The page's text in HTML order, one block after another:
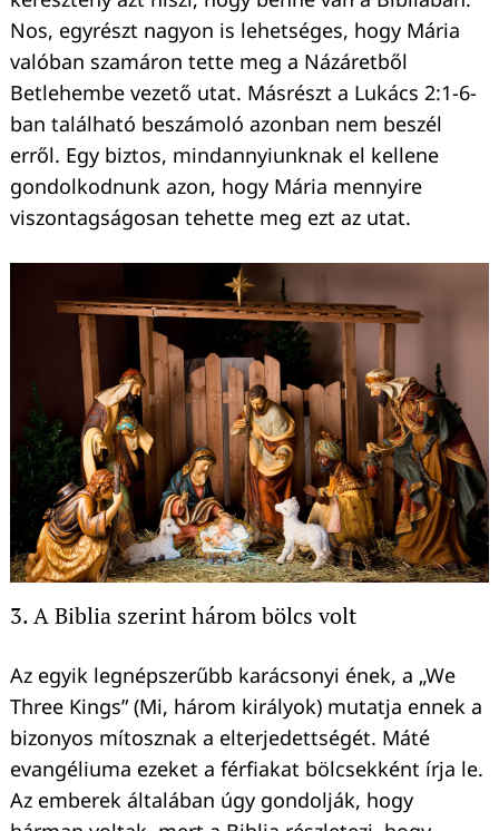
Nos, egyrészt nagyon is lehetséges, hogy Mária
valóban szamáron tette meg a Názáretből
Betlehembe vezető utat. Másrészt a Lukács 2:1-6-
ban található beszámoló azonban nem beszél
erről. Egy biztos, mindannyiunknak el kellene
gondolkodnunk azon, hogy Mária mennyire
viszontagságosan tehette meg ezt az utat.
3. A Biblia szerint három bölcs volt
Az egyik legnépszerűbb karácsonyi ének, a „We
Three Kings” (Mi, három királyok) mutatja ennek a
bizonyos mítosznak a elterjedettségét. Máté
evangéliuma ezeket a férfiakat bölcsekként írja le.
Az emberek általában úgy gondolják, hogy
Keresés: